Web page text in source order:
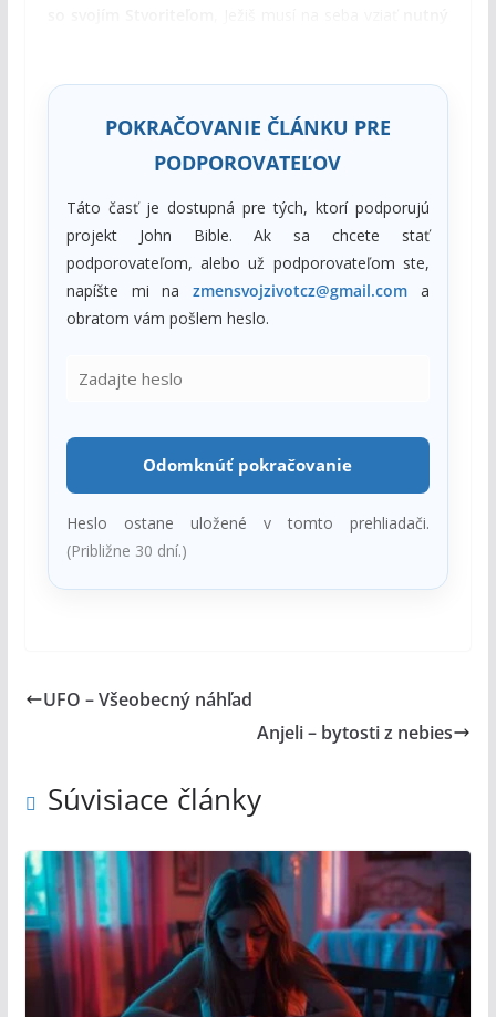
POKRAČOVANIE ČLÁNKU PRE
PODPOROVATEĽOV
Táto časť je dostupná pre tých, ktorí podporujú
projekt John Bible. Ak sa chcete stať
podporovateľom, alebo už podporovateľom ste,
napíšte mi nazmensvojzivotcz@gmail.com a
obratom vám pošlem heslo.
Odomknúť pokračovanie
Heslo ostane uložené v tomto prehliadači.
(Približne 30 dní.)
UFO – Všeobecný náhľad
Anjeli – bytosti z nebies
Súvisiace články